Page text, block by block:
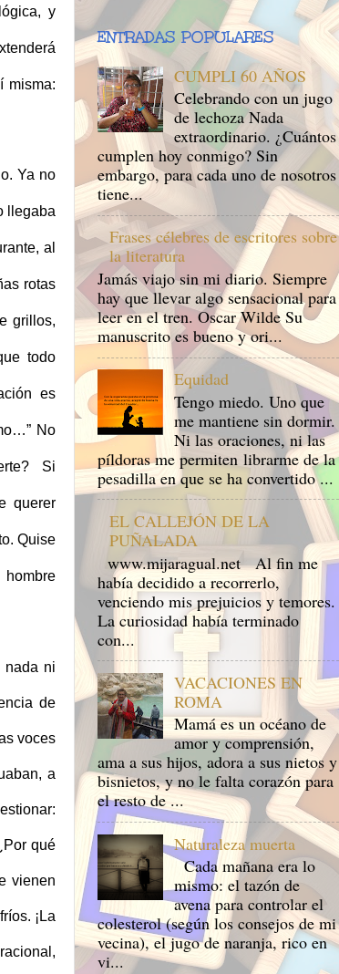
y
misma:
Ya no
llegaba
al
rotas
grillos,
todo
es
No
Si
querer
Quise
hombre
nada ni
de
voces
a
qué
vienen
¡La
ENTRADAS POPULARES
CUMPLI 60 AÑOS
Celebrando con un jugo
de lechoza Nada
extraordinario. ¿Cuántos
cumplen hoy conmigo? Sin
embargo, para cada uno de nosotros
tiene...
Frases célebres de escritores sobre
la literatura
Jamás viajo sin mi diario. Siempre
hay que llevar algo sensacional para
leer en el tren. Oscar Wilde Su
manuscrito es bueno y ori...
Equidad
Tengo miedo. Uno que
me mantiene sin dormir.
Ni las oraciones, ni las
píldoras me permiten librarme de la
pesadilla en que se ha convertido ...
EL CALLEJÓN DE LA
PUÑALADA
www.mijaragual.net Al fin me
había decidido a recorrerlo,
venciendo mis prejuicios y temores.
La curiosidad había terminado
con...
VACACIONES EN
ROMA
Mamá es un océano de
amor y comprensión,
ama a sus hijos, adora a sus nietos y
bisnietos, y no le falta corazón para
el resto de ...
Naturaleza muerta
Cada mañana era lo
mismo: el tazón de
avena para controlar el
colesterol (según los consejos de mi
vecina), el jugo de naranja, rico en
vi...